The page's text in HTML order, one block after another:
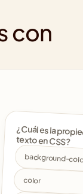
con
texto en CSS?
background-
color